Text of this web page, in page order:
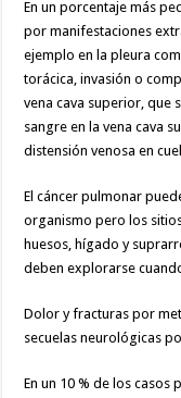
En un porcentaje más
por manifestaciones
ejemplo en la pleura
torácica, invasión o
vena cava superior, que
sangre en la vena cava
distensión venosa en
El cáncer pulmonar
organismo pero los
huesos, hígado y
deben explorarse
Dolor y fracturas por
secuelas neurológicas
En un 10 % de los